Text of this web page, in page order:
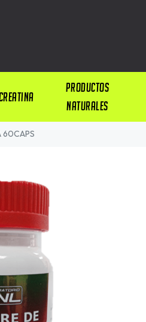
PRODUCTOS
NATURALES
60CAPS